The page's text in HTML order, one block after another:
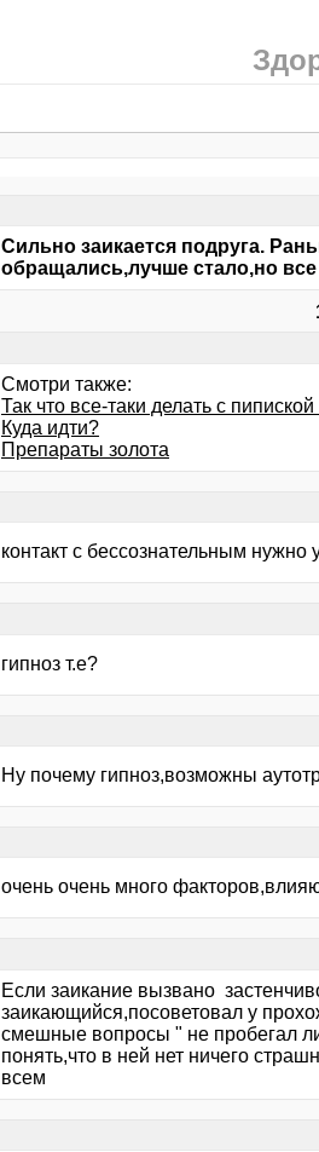
Сильно заикается подруга.
обращались,лучше стало,но все
Смотри также:
Так что все-таки делать с пипиской
Куда идти?
Препараты золота
контакт с бессознательным
гипноз т.е?
Ну почему гипноз,возможны
очень очень много
Если заикание вызвано
заикающийся,посоветовал у
смешные вопросы " не пробегал
понять,что в ней нет ничего
всем